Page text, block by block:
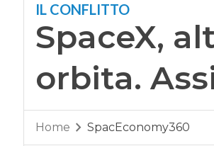
IL CONFLITTO
SpaceX,
orbita.
Home SpacEconomy360